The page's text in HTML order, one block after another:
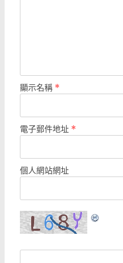
顯示名稱 *
電子郵件地址 *
個人網站網址